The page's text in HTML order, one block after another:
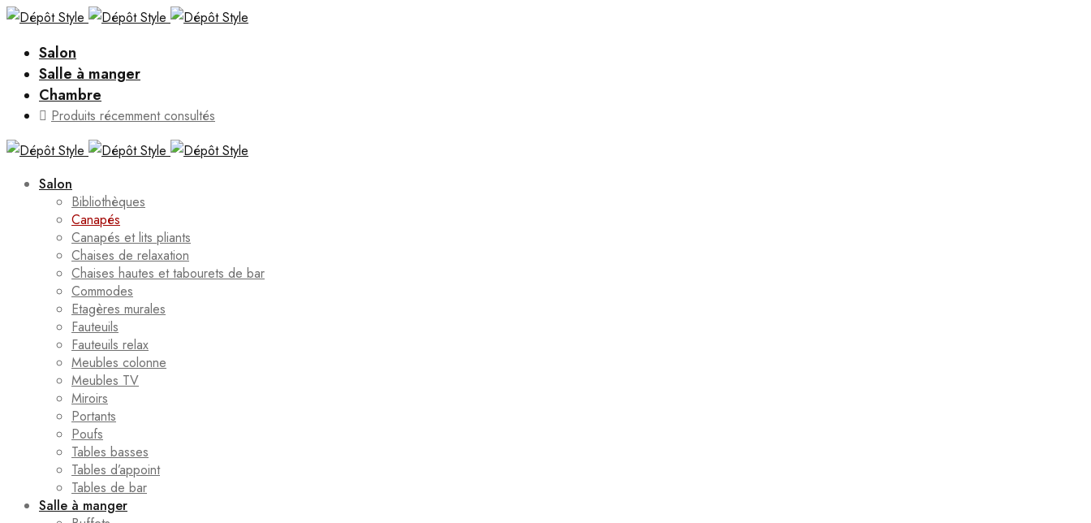
Salon
Salle à manger
Chambre
Produits récemment consultés
Salon
Bibliothèques
Canapés
Canapés et lits pliants
Chaises de relaxation
Chaises hautes et tabourets de bar
Commodes
Etagères murales
Fauteuils
Fauteuils relax
Meubles colonne
Meubles TV
Miroirs
Portants
Poufs
Tables basses
Tables d’appoint
Tables de bar
Salle à manger